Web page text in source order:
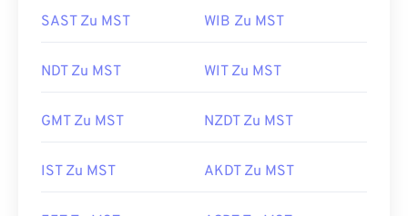
SAST Zu MST WIB Zu MST
NDT Zu MST WIT Zu MST
GMT Zu MST NZDT Zu MST
IST Zu MST AKDT Zu MST